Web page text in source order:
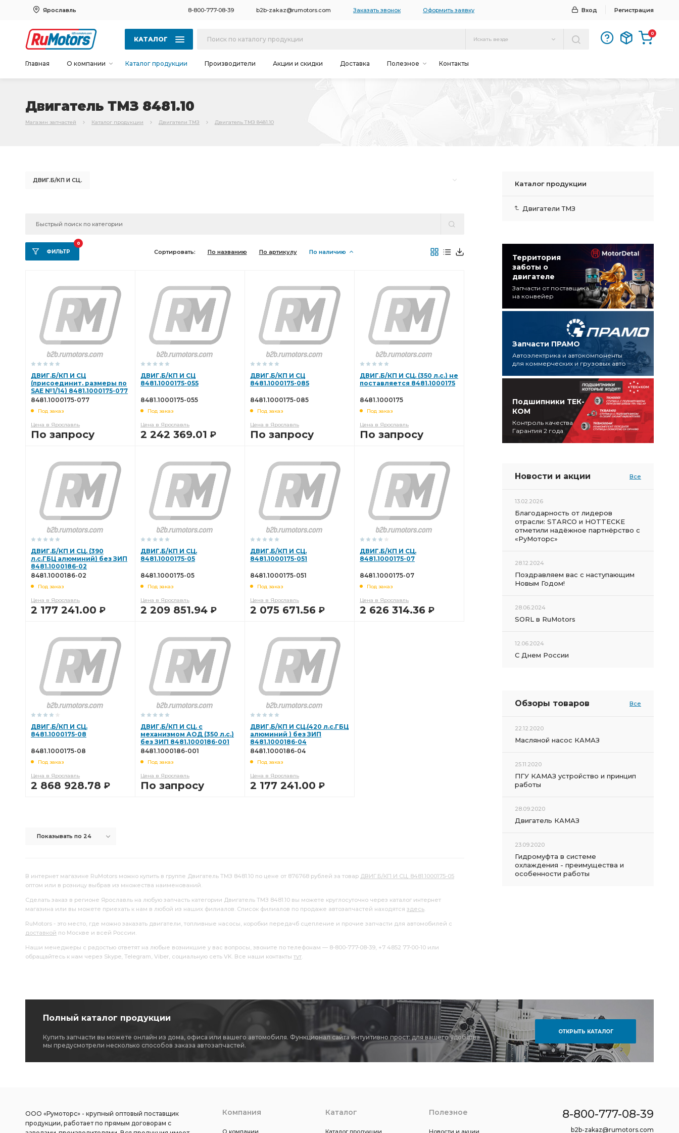
Ярославль 8-800-777-08-39 b2b-zakaz@rumotors.com Заказать звонок Оформить заявку Вход Регистрация
КАТАЛОГ Искать везде
0
Главная О компании Каталог продукции Производители Акции и скидки Доставка Полезное Контакты
Двигатель ТМЗ 8481.10
Магазин запчастей Каталог продукции Двигатели ТМЗ Двигатель ТМЗ 8481.10
ДВИГ.Б/КП И СЦ.
ФИЛЬТР
0
Сортировать: По названию По артикулу По наличию
ДВИГ.Б/КП И СЦ
(присоединит. размеры по
SAE №1/14) 8481.1000175-077
8481.1000175-077
Под заказ
Цена в Ярославль
По запросу
ДВИГ.Б/КП И СЦ
8481.1000175-055
8481.1000175-055
Под заказ
Цена в Ярославль
2 242 369.01 Р
ДВИГ.Б/КП И СЦ
8481.1000175-085
8481.1000175-085
Под заказ
Цена в Ярославль
По запросу
ДВИГ.Б/КП И СЦ. (350 л.с.) не
поставляется 8481.1000175
8481.1000175
Под заказ
Цена в Ярославль
По запросу
ДВИГ.Б/КП И СЦ. (390
л.с.ГБЦ алюминий) без ЗИП
8481.1000186-02
8481.1000186-02
Под заказ
Цена в Ярославль
2 177 241.00 Р
ДВИГ.Б/КП И СЦ.
8481.1000175-05
8481.1000175-05
Под заказ
Цена в Ярославль
2 209 851.94 Р
ДВИГ.Б/КП И СЦ.
8481.1000175-051
8481.1000175-051
Под заказ
Цена в Ярославль
2 075 671.56 Р
ДВИГ.Б/КП И СЦ.
8481.1000175-07
8481.1000175-07
Под заказ
Цена в Ярославль
2 626 314.36 Р
ДВИГ.Б/КП И СЦ.
8481.1000175-08
8481.1000175-08
Под заказ
Цена в Ярославль
2 868 928.78 Р
ДВИГ.Б/КП И СЦ. с
механизмом АОД (350 л.с.)
без ЗИП 8481.1000186-001
8481.1000186-001
Под заказ
Цена в Ярославль
По запросу
ДВИГ.Б/КП И СЦ.(420 л.с.ГБЦ
алюминий ) без ЗИП
8481.1000186-04
8481.1000186-04
Под заказ
Цена в Ярославль
2 177 241.00 Р
Показывать по 24
В интернет магазине RuMotors можно купить в группе Двигатель ТМЗ 8481.10 по цене от 876768 рублей за товар ДВИГ.Б/КП И СЦ. 8481.1000175-05
оптом или в розницу выбрав из множества наименований.
Сделать заказ в регионе Ярославль на любую запчасть категории Двигатель ТМЗ 8481.10 вы можете круглосуточно через каталог интернет
магазина или вы можете приехать к нам в любой из наших филиалов. Список филиалов по продаже автозапчастей находятся здесь.
RuMotors - это место, где можно заказать двигатели, топливные насосы, коробки передачб сцепление и прочие запчасти для автомобилей с
доставкой по Москве и всей России.
Наши менеджеры с радостью ответят на любые возникшие у вас вопросы, звоните по телефонам — 8-800-777-08-39, +7 4852 77-00-10 или
обращайтесь к нам через Skype, Telegram, Viber, социальную сеть VK. Все наши контакты тут.
Каталог продукции
Двигатели ТМЗ
Территория
заботы о
двигателе
Запчасти от поставщика
на конвейер
Запчасти ПРАМО
Автоэлектрика и автокомпоненты
для коммерческих и грузовых авто
Подшипники ТЕК-
КОМ
Контроль качества
Гарантия 2 года
Новости и акции Все
13.02.2026
Благодарность от лидеров
отрасли: STARCO и HOTTECKE
отметили надёжное партнёрство с
«РуМоторс»
28.12.2024
Поздравляем вас с наступающим
Новым Годом!
28.06.2024
SORL в RuMotors
12.06.2024
С Днем России
Обзоры товаров Все
22.12.2020
Масляной насос КАМАЗ
25.11.2020
ПГУ КАМАЗ устройство и принцип
работы
28.09.2020
Двигатель КАМАЗ
23.09.2020
Гидромуфта в системе
охлаждения - преимущества и
особенности работы
Полный каталог продукции
Купить запчасти вы можете онлайн из дома, офиса или вашего автомобиля. Функционал сайта интуитивно прост: для вашего удобства
мы предусмотрели несколько способов заказа автозапчастей.
ОТКРЫТЬ КАТАЛОГ
ООО «Румоторс» - крупный оптовый поставщик
продукции, работает по прямым договорам с
Компания
О компании
Каталог
Каталог продукции
Полезное
Новости и акции
8-800-777-08-39
b2b-zakaz@rumotors.com